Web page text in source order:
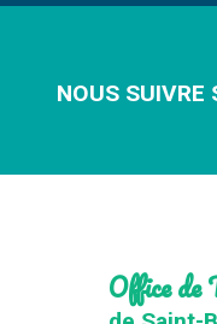
NOUS SUIVRE
Office de